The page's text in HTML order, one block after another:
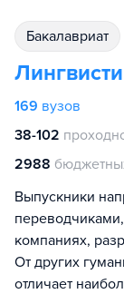
бакалавриат
169 вузов
38-102
2988
Выпускники
компаниях,
От других
отличает